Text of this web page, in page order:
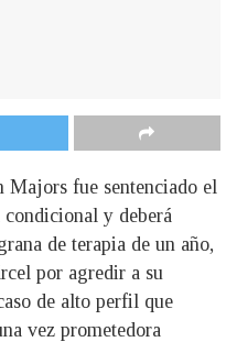
Majors fue sentenciado el
y deberá
de terapia de un año,
por agredir a su
de alto perfil que
vez prometedora